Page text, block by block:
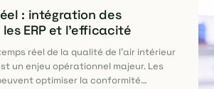
: intégration des
ERP et l'efficacité
réel de la qualité de l'air intérieur
un enjeu opérationnel majeur. Les
optimiser la conformité